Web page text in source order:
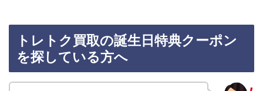
トレトク買取の誕生日特典クーポン
を探している方へ